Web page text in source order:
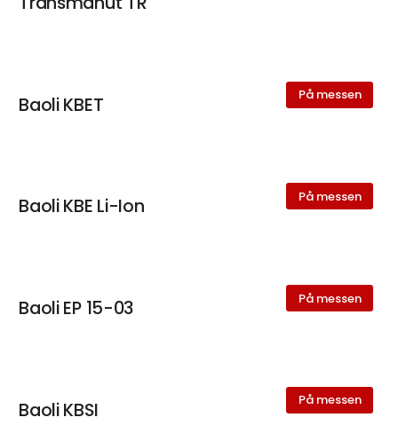
På messen
Baoli KBET
På messen
Baoli KBE Li-Ion
På messen
Baoli EP 15-03
På messen
Baoli KBSI